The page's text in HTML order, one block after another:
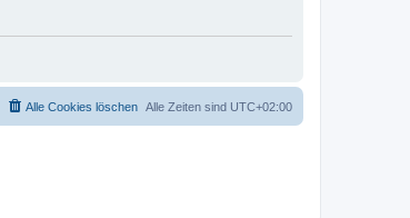
Alle Zeiten sind UTC+02:00
Alle Cookies löschen